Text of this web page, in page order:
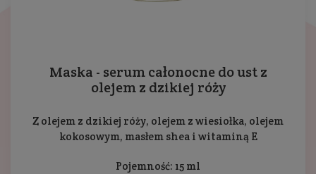
Maska - serum całonocne do ust z
olejem z dzikiej róży
Z olejem z dzikiej róży, olejem z wiesiołka, olejem
kokosowym, masłem shea i witaminą E
Pojemność: 15 ml